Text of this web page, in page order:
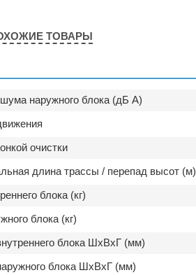
ТОВАРЫ
наружного блока (дБ А)
очистки
длина трассы / перепад высот (м)
блока (кг)
блока (кг)
блока ШхВхГ (мм)
блока ШхВхГ (мм)